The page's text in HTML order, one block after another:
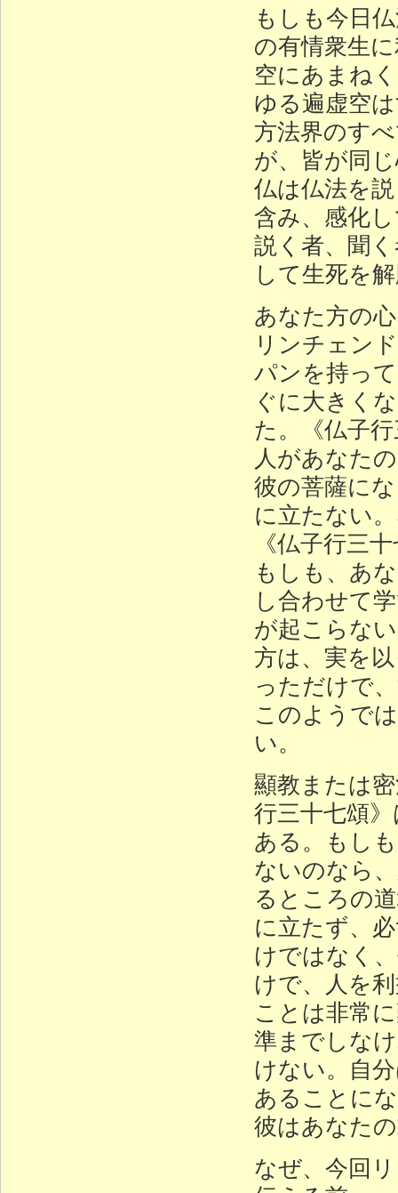
もしも今日
の有情衆生
空にあまね
ゆる遍虚空
方法界のす
が、皆が同
仏は仏法を
含み、感化
説く者、聞
して生死を
あなた方の
リンチェン
パンを持っ
ぐに大きく
た。《仏子
人があなた
彼の菩薩に
に立たない
《仏子行三
もしも、あ
し合わせて
が起こらな
方は、実を
っただけで
このようで
い。
顯教または
行三十七頌
ある。もし
ないのなら
るところの
に立たず、
けではなく
けで、人を
ことは非常
準までしな
けない。自
あることに
彼はあなた
なぜ、今回